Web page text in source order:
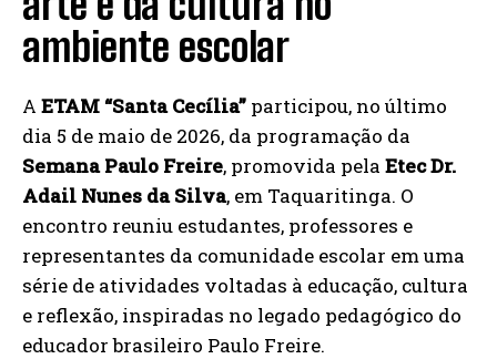
ambiente escolar
A ETAM “Santa Cecília” participou, no último
dia 5 de maio de 2026, da programação da
Semana Paulo Freire, promovida pela Etec Dr.
Adail Nunes da Silva, em Taquaritinga. O
encontro reuniu estudantes, professores e
representantes da comunidade escolar em uma
série de atividades voltadas à educação, cultura
e reflexão, inspiradas no legado pedagógico do
educador brasileiro Paulo Freire.